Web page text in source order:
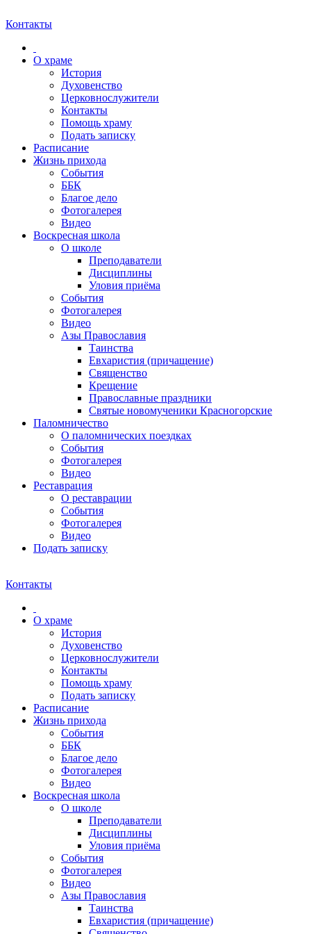
Контакты
О храме
История
Духовенство
Церковнослужители
Контакты
Помощь храму
Подать записку
Расписание
Жизнь прихода
События
ББК
Благое дело
Фотогалерея
Видео
Воскресная школа
О школе
Преподаватели
Дисциплины
Уловия приёма
События
Фотогалерея
Видео
Азы Православия
Таинства
Евхаристия (причащение)
Священство
Крещение
Православные праздники
Святые новомученики Красногорские
Паломничество
О паломнических поездках
События
Фотогалерея
Видео
Реставрация
О реставрации
События
Фотогалерея
Видео
Подать записку
Контакты
О храме
История
Духовенство
Церковнослужители
Контакты
Помощь храму
Подать записку
Расписание
Жизнь прихода
События
ББК
Благое дело
Фотогалерея
Видео
Воскресная школа
О школе
Преподаватели
Дисциплины
Уловия приёма
События
Фотогалерея
Видео
Азы Православия
Таинства
Евхаристия (причащение)